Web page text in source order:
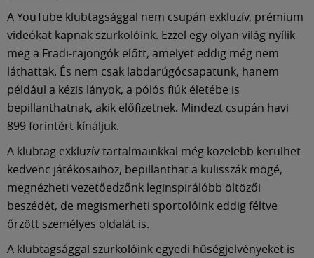
A YouTube klubtagsággal nem csupán exkluzív, prémium
videókat kapnak szurkolóink. Ezzel egy olyan világ nyílik
meg a Fradi-rajongók előtt, amelyet eddig még nem
láthattak. És nem csak labdarúgócsapatunk, hanem
például a kézis lányok, a pólós fiúk életébe is
bepillanthatnak, akik előfizetnek. Mindezt csupán havi
899 forintért kínáljuk.
A klubtag exkluzív tartalmainkkal még közelebb kerülhet
kedvenc játékosaihoz, bepillanthat a kulisszák mögé,
megnézheti vezetőedzőnk leginspirálóbb öltözői
beszédét, de megismerheti sportolóink eddig féltve
őrzött személyes oldalát is.
A klubtagsággal szurkolóink egyedi hűségjelvényeket is